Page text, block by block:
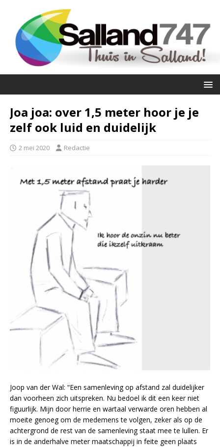
Joa joa: over 1,5 meter hoor je je
zelf ook luid en duidelijk
2 mei 2020 Redactie
Joop van der Wal: “Een samenleving op afstand zal duidelijker
dan voorheen zich uitspreken. Nu bedoel ik dit een keer niet
figuurlijk. Mijn door herrie en wartaal verwarde oren hebben al
moeite genoeg om de medemens te volgen, zeker als op de
achtergrond de rest van de samenleving staat mee te lullen. Er
is in de anderhalve meter maatschappij in feite geen plaats